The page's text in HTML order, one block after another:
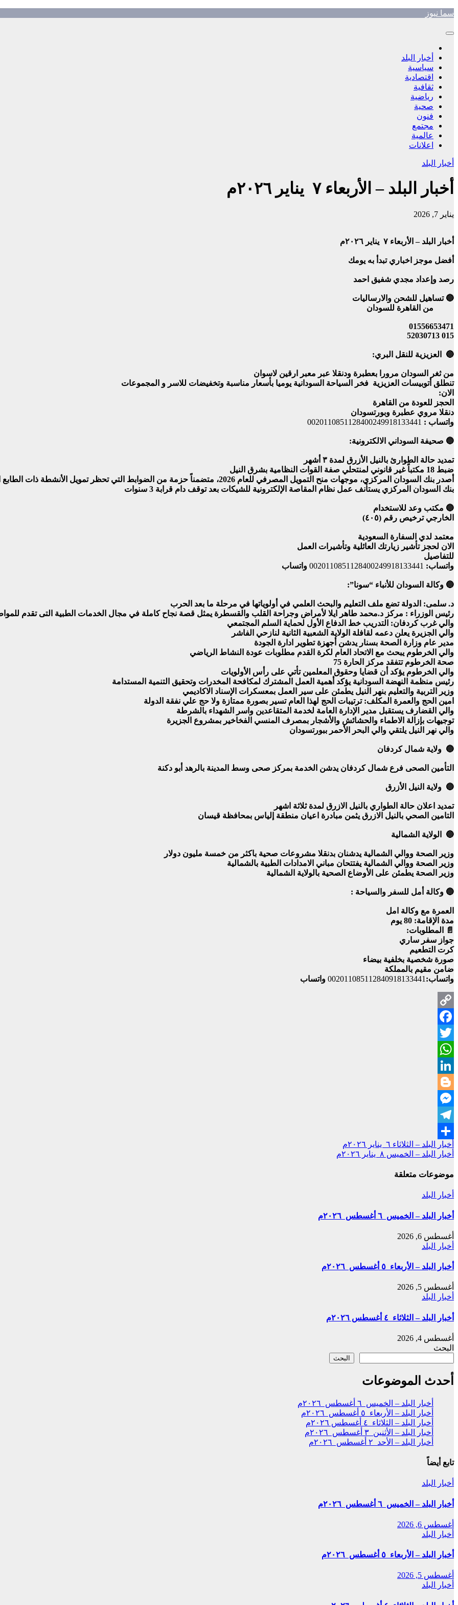
Skip
content
سما نيوز
أخبار البلد
سياسية
اقتصادية
ثقافية
رياضية
صحية
فنون
مجتمع
عالمية
اعلانات
أخبار البلد
أخبار البلد – الأربعاء ٧ يناير ٢٠٢٦م
يناير 7, 2026
أخبار البلد – الأربعاء ٧ يناير ٢٠٢٦م
أفضل موجز اخباري تبدأ به يومك
رصد وإعداد مجدي شفيق احمد
🔵 تساهيل للشحن والارساليات
من القاهرة للسودان
01556653471
015 52030713
🔵 العزيزية للنقل البري:
من ثغر السودان مرورا بعطبرة ودنقلا عبر معبر ارقين لاسوان
تنطلق أتوبيسات العزيزية فخر السياحة السودانية يوميا بأسعار مناسبة وتخفيضات للاسر و المجموعات
الان:
الحجز للعودة من القاهرة
دنقلا مروي عطبرة وبورتسودان
واتساب : 0020110851128400249918133441
🔵 صحيفة السوداني الالكترونية:
تمديد حالة الطوارئ بالنيل الأزرق لمدة ٣ أشهر
ضبط 18 مكتباً غير قانوني لمنتحلي صفة القوات النظامية بشرق النيل
أصدر بنك السودان المركزي، موجهات منح التمويل المصرفي للعام 2026، متضمناً حزمة من الضوابط التي تحظر تمويل الأنشطة ذات الطابع المضارب، وتسمح في المقابل بتمويل مشاريع تنموية وخدمية محددة.
بنك السودان المركزي يستأنف عمل نظام المقاصة الإلكترونية للشيكات بعد توقف دام قرابة 3 سنوات
🔵 مكتب وعد للاستخدام
الخارجي ترخيص رقم (٤٠٥)
معتمد لدي السفارة السعودية
الان لحجز تأشير زيارتك العائلية وتأشيرات العمل
للتفاصيل
واتساب: 0020110851128400249918133441 واتساب
🔵 وكالة السودان للأنباء “سونا”:
د. سلمى: الدولة تضع ملف التعليم والبحث العلمي في أولوياتها في مرحلة ما بعد الحرب
رئيس الوزراء : مركز د.محمد طاهر ايلا لأمراض وجراحة القلب والقسطرة يمثل قصة نجاح كاملة في مجال الخدمات الطبية التى تقدم
والي غرب كردفان: التدريب خط الدفاع الأول لحماية السلم المجتمعي
والي الجزيرة يعلن دعمه لقافلة الولاية الشعبية الثانية لنازحي الفاشر
مدير عام وزارة الصحة بسنار يدشن أجهزة تطوير ادارة الجودة
والي الخرطوم يبحث مع الاتحاد العام لكرة القدم مطلوبات عودة النشاط الرياضي
صحة الخرطوم تتفقد مركز الحارة 75
والي الخرطوم يؤكد أن قضايا وحقوق المعلمين تأتي على رأس الأولويات
رئيس منظمة النهضة السودانية يؤكد أهمية العمل المشترك لمكافحة المخدرات وتحقيق التنمية المستدامة
وزير التربية والتعليم بنهر النيل يطمئن على سير العمل بمعسكرات الإسناد الاكاديمي
امين الحج والعمرة المكلف: ترتيبات الحج لهذا العام تسير بصورة ممتازة ولا حج علي نفقة الدولة
والي القضارف يستقبل مدير الإدارة العامة لخدمة المتقاعدين واسر الشهداء بالشرطة
توجيهات بإزالة الاطماء والحشائش والأشجار بمصرف المنسي الفخاخير بمشروع الجزيرة
والي نهر النيل يلتقي والي البحر الأحمر ببورتسودان
🔵 ولاية شمال كردفان
التأمين الصحى فرع شمال كردفان يدشن الخدمة بمركز صحى وسط المدينة بالرهد أبو دكنة
🔵 ولاية النيل الأزرق
تمديد اعلان حالة الطواري بالنيل الازرق لمدة ثلاثة اشهر
التامين الصحي بالنيل الازرق يثمن مبادرة اعيان منطقة إلياس بمحافظة قيسان
🔵 الولاية الشمالية
وزير الصحة ووالي الشمالية يدشنان بدنقلا مشروعات صحية باكثر من خمسة مليون دولار
وزير الصحة ووالي الشمالية يفتتحان مباني الامدادات الطبية بالشمالية
وزير الصحة يطمئن على الأوضاع الصحية بالولاية الشمالية
🔵 وكالة أمل للسفر والسياحة :
العمرة مع وكالة امل
مدة الإقامة: 80 يوم
📄 المطلوبات:
جواز سفر ساري
كرت التطعيم
صورة شخصية بخلفية بيضاء
ضامن مقيم بالمملكة
واتساب: 002011085112840918133441 واتساب
Copy
Link
Facebook
Twitter
WhatsApp
LinkedIn
Blogger
Messenger
Telegram
Share
تصفّح
المقالات
أخبار البلد – الثلاثاء ٦ يناير ٢٠٢٦م
أخبار البلد – الخميس ٨ يناير ٢٠٢٦م
موضوعات متعلقة
أخبار البلد
أخبار البلد – الخميس ٦ أغسطس ٢٠٢٦م
أغسطس 6, 2026
أخبار البلد
أخبار البلد – الأربعاء ٥ أغسطس ٢٠٢٦م
أغسطس 5, 2026
أخبار البلد
أخبار البلد – الثلاثاء ٤ أغسطس ٢٠٢٦م
أغسطس 4, 2026
البحث
البحث
أحدث الموضوعات
أخبار البلد – الخميس ٦ أغسطس ٢٠٢٦م
أخبار البلد – الأربعاء ٥ أغسطس ٢٠٢٦م
أخبار البلد – الثلاثاء ٤ أغسطس ٢٠٢٦م
أخبار البلد – الأثنين ٣ أغسطس ٢٠٢٦م
أخبار البلد – الأحد ٢ أغسطس ٢٠٢٦م
تابع أيضاً
أخبار البلد
أخبار البلد – الخميس ٦ أغسطس ٢٠٢٦م
أغسطس 6, 2026
أخبار البلد
أخبار البلد – الأربعاء ٥ أغسطس ٢٠٢٦م
أغسطس 5, 2026
أخبار البلد